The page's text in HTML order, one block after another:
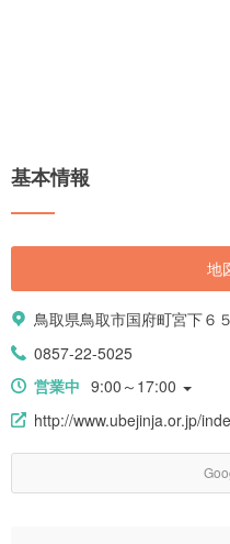
基本情報
地
鳥取県鳥取市国府町宮下６
0857-22-5025
営業中 9:00～17:00
http://www.ubejinja.or.jp/